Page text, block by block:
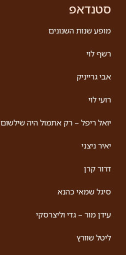
סטנדאפ
מופע שנות השנונים
רשף לוי
אבי גרייניק
רועי לוי
יואל ריפל – רק אתמול היה שילשום
יאיר ניצני
דרור קרן
סיגל שמאי כהנא
עידן מור – גדי וליצרסקי
ליטל שוורץ